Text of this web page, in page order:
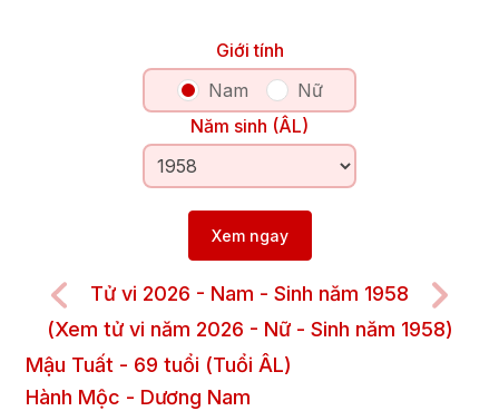
Giới tính
Nam
Nữ
Năm sinh (ÂL)
Xem ngay
Tử vi 2026 - Nam - Sinh năm 1958
(Xem tử vi năm 2026 - Nữ - Sinh năm 1958)
Mậu Tuất - 69 tuổi (Tuổi ÂL)
Hành Mộc - Dương Nam